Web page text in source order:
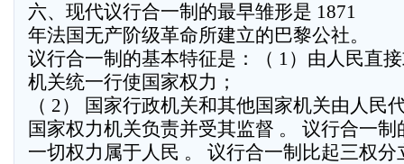
六、现代议行合一制的最早雏形是 1871
年法国无产阶级革命所建立的巴黎公社。
议行合一制的基本特征是：（ 1）由人民直
机关统一行使国家权力；
（ 2） 国家行政机关和其他国家机关由人民
国家权力机关负责并受其监督 。 议行合一
一切权力属于人民 。 议行合一制比起三权